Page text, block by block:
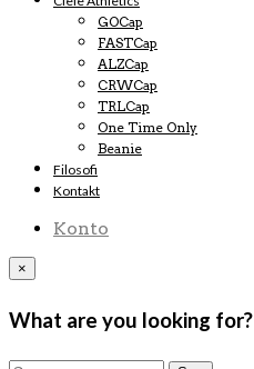
GOCap
FASTCap
ALZCap
CRWCap
TRLCap
One Time Only
Beanie
Filosofi
Kontakt
Konto
×
What are you looking for?